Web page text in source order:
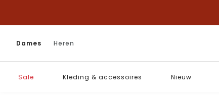
Dames Heren
Sale Kleding & accessoires Nieuw